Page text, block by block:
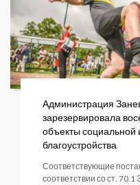
Администрация
зарезервировала
объекты социальной
благоустройства
Соответствующие
соответствии со ст.